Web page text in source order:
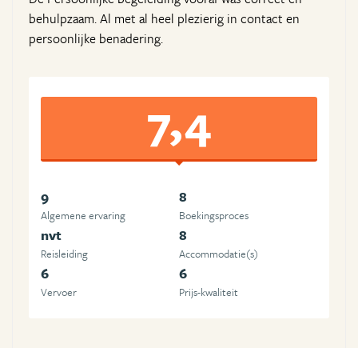
behulpzaam. Al met al heel plezierig in contact en
persoonlijke benadering.
7,4
9
Algemene ervaring
8
Boekingsproces
nvt
Reisleiding
8
Accommodatie(s)
6
Vervoer
6
Prijs-kwaliteit